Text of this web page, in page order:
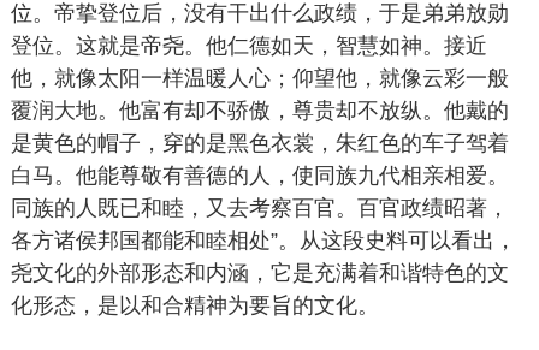
位。帝挚登位后，没有干出什么政绩，于是弟弟放勋
登位。这就是帝尧。他仁德如天，智慧如神。接近
他，就像太阳一样温暖人心；仰望他，就像云彩一般
覆润大地。他富有却不骄傲，尊贵却不放纵。他戴的
是黄色的帽子，穿的是黑色衣裳，朱红色的车子驾着
白马。他能尊敬有善德的人，使同族九代相亲相爱。
同族的人既已和睦，又去考察百官。百官政绩昭著，
各方诸侯邦国都能和睦相处”。从这段史料可以看出，
尧文化的外部形态和内涵，它是充满着和谐特色的文
化形态，是以和合精神为要旨的文化。